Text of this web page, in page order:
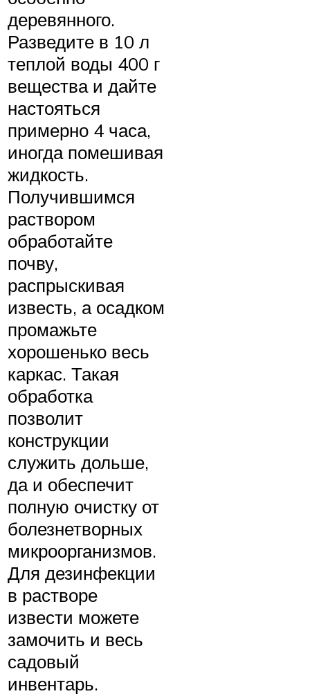
деревянного.
Разведите в 10 л
теплой воды 400 г
вещества и дайте
настояться
примерно 4 часа,
иногда помешивая
жидкость.
Получившимся
раствором
обработайте
почву,
распрыскивая
известь, а осадком
промажьте
хорошенько весь
каркас. Такая
обработка
позволит
конструкции
служить дольше,
да и обеспечит
полную очистку от
болезнетворных
микроорганизмов.
Для дезинфекции
в растворе
извести можете
замочить и весь
садовый
инвентарь.